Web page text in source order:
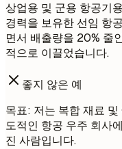
상업용 및 군용 항공기
경력을 보유한 선임 항
면서 배출량을 20% 줄
적으로 이끌었습니다.
좋지 않은 예
목표: 저는 복합 재료
도적인 항공 우주 회사
진 사람입니다.